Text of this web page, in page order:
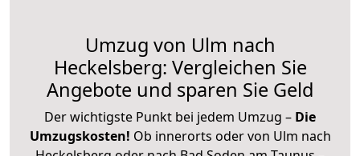
Umzug von Ulm nach
Heckelsberg: Vergleichen Sie
Angebote und sparen Sie Geld
Der wichtigste Punkt bei jedem Umzug – Die
Umzugskosten! Ob innerorts oder von Ulm nach